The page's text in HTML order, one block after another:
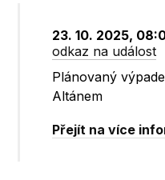
23. 10. 2025,
odkaz na událost
Plánovaný
Altánem
Přejít na více